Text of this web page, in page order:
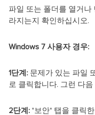
파일 또는 폴더를 열거나
라지는지 확인하십시오.
Windows 7 사용자 경우:
1단계: 문제가 있는 파일
로 클릭합니다. 그런 다
2단계: "보안" 탭을 클릭